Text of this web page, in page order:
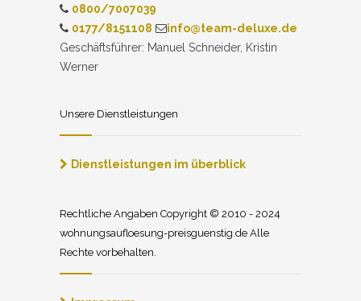
0800/7007039
0177/8151108
info@team-deluxe.de
Geschäftsführer: Manuel Schneider, Kristin
Werner
Unsere Dienstleistungen
Dienstleistungen im überblick
Rechtliche Angaben Copyright © 2010 - 2024
wohnungsaufloesung-preisguenstig.de Alle
Rechte vorbehalten.